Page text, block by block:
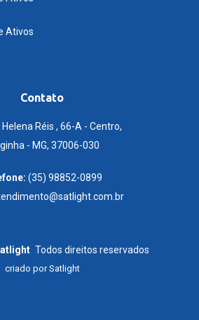
Ativos
Contato
Helena Réis , 66-A - Centro,
- MG, 37006-030
(35) 98852-0899
Todos direitos reservados
criado porSatlight